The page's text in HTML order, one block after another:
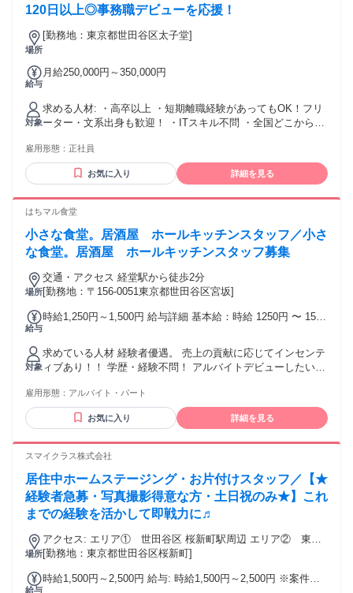
120日以上◎事務職デビューを応援！
場所
[勤務地：東京都世田谷区太子堂]
給与
月給250,000円～350,000円
対象
求める人材: ・高卒以上 ・短期離職経験があってもOK！フリ
ーター・文系出身も歓迎！ ・ITスキル不問 ・全国どこからで
雇用形態： 正社員
お気に入り 詳細を見る
はちマル食堂
小さな食堂。居酒屋 ホールキッチンスタッフ／小さ
な食堂。居酒屋 ホールキッチンスタッフ募集
場所
交通・アクセス 経堂駅から徒歩2分
[勤務地：〒156-0051東京都世田谷区宮坂]
給与
時給1,250円～1,500円 給与詳細 基本給：時給 1250円 〜 1500
に応じてインセンティブあり ・交通費規定支給（※１日交通
費上限往復４００円） ※領収書の提示必要あり
対象
求めている人材 経験者優遇。 売上の貢献に応じてインセンテ
ィブあり！！ 学歴・経験不問！ アルバイトデビューしたい学
大学生、活躍中！！ ・20代～40代の方々が多数活躍中の職
場！！ 【歓迎条件】 ・接客が好きな方 ・接客業経験者 ・お
客さまに喜んで頂くことが好きな方 ・コツコツと前向きに取
雇用形態： アルバイト・パート
お気に入り 詳細を見る
スマイクラス株式会社
居住中ホームステージング・お片付けスタッフ／【★
経験者急募・写真撮影得意な方・土日祝のみ★】これ
までの経験を活かして即戦力に♬
場所
アクセス: エリア① 世田谷区 桜新町駅周辺 エリア② 東急
東横沿線 現場へ直行直帰がほとんどです！
[勤務地：東京都世田谷区桜新町]
給与
時給1,500円～2,500円 給与: 時給1,500円～2,500円 ※案件ご